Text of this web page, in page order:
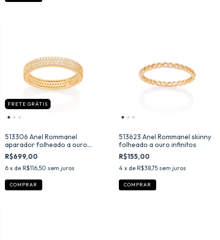
FRETE GRÁTIS
513306 Anel Rommanel
aparador folheado a ouro
com zircônias
R$699,00
6 x de R$116,50 sem juros
COMPRAR
513623 Anel Rommanel skinny
folheado a ouro infinitos
R$155,00
4 x de R$38,75 sem juros
COMPRAR